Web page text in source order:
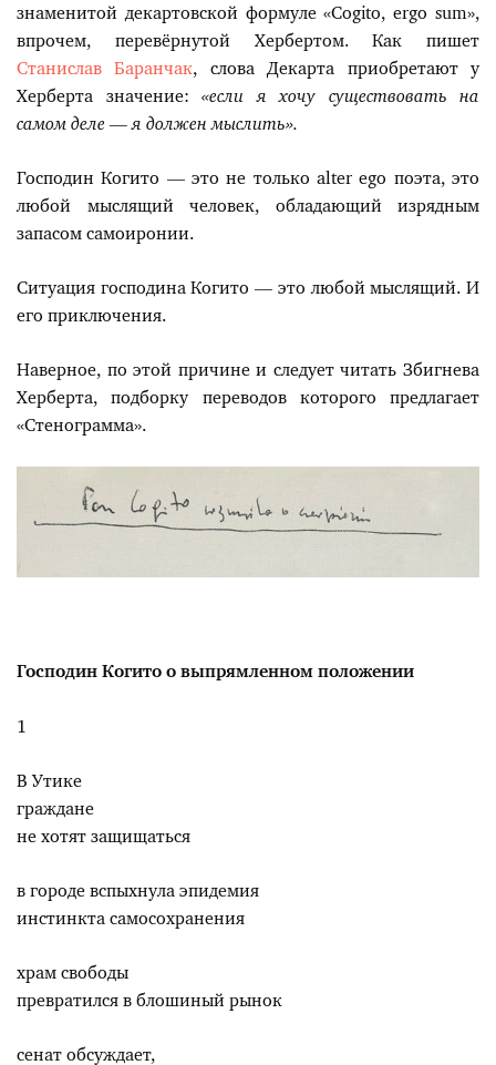
знаменитой декартовской формуле «Cogito, ergo sum»,
впрочем, перевёрнутой Хербертом. Как пишет
Станислав Баранчак, слова Декарта приобретают у
Херберта значение: «если я хочу существовать на
самом деле — я должен мыслить».
Господин Когито — это не только alter ego поэта, это
любой мыслящий человек, обладающий изрядным
запасом самоиронии.
Ситуация господина Когито — это любой мыслящий. И
его приключения.
Наверное, по этой причине и следует читать Збигнева
Херберта, подборку переводов которого предлагает
«Стенограмма».
Господин Когито о выпрямленном положении
1
В Утике
граждане
не хотят защищаться
в городе вспыхнула эпидемия
инстинкта самосохранения
храм свободы
превратился в блошиный рынок
сенат обсуждает,